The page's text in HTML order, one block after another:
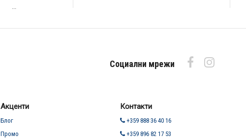
Социални мрежи
Акценти
Блог
Промо
Контакти
+359 888 36 40 16
+359 896 82 17 53